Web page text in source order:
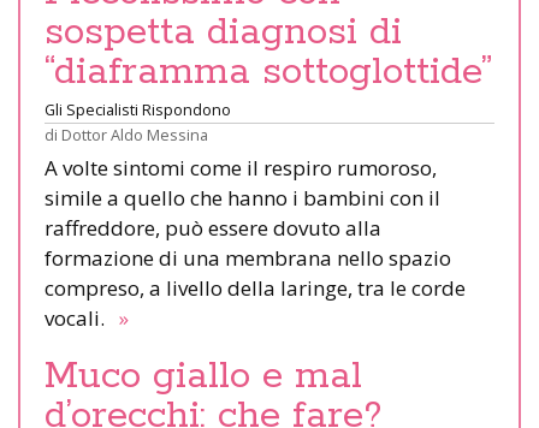
sospetta diagnosi di
“diaframma sottoglottide”
Gli Specialisti Rispondono
di Dottor Aldo Messina
A volte sintomi come il respiro rumoroso,
simile a quello che hanno i bambini con il
raffreddore, può essere dovuto alla
formazione di una membrana nello spazio
compreso, a livello della laringe, tra le corde
vocali. »
Muco giallo e mal
d’orecchi: che fare?